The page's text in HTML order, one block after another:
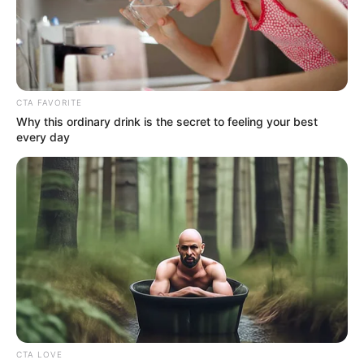
Colprensa
Marchas y manifestaciones en Bogotá esta semana.
Por:
Anthonny José Galindo Florian
Julio 7, 2026
CTA FAVORITE
Why this ordinary drink is the secret to feeling your best
every day
CTA LOVE